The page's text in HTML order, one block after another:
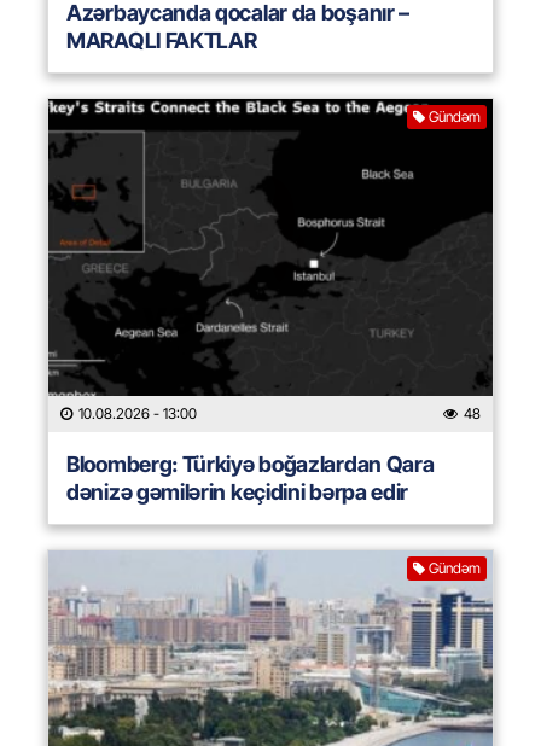
Azərbaycanda qocalar da boşanır –
MARAQLI FAKTLAR
Gündəm
10.08.2026 - 13:00 48
Bloomberg: Türkiyə boğazlardan Qara
dənizə gəmilərin keçidini bərpa edir
Gündəm